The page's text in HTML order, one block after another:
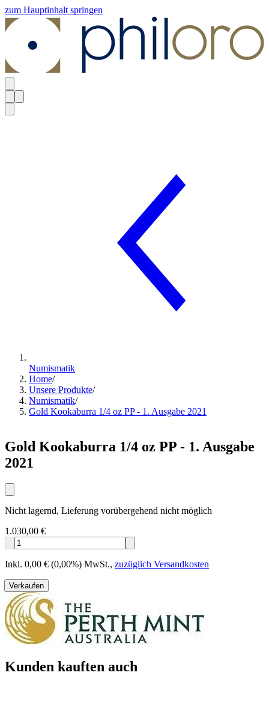
zum Hauptinhalt springen
Numismatik
Home/
Unsere Produkte/
Numismatik/
Gold Kookaburra 1/4 oz PP - 1. Ausgabe 2021
Gold Kookaburra 1/4 oz PP - 1. Ausgabe
2021
Nicht lagernd, Lieferung vorübergehend nicht möglich
1.030,00 €
Inkl. 0,00 € (0,00%) MwSt., zuzüglich Versandkosten
Verkaufen
Kunden kauften auch